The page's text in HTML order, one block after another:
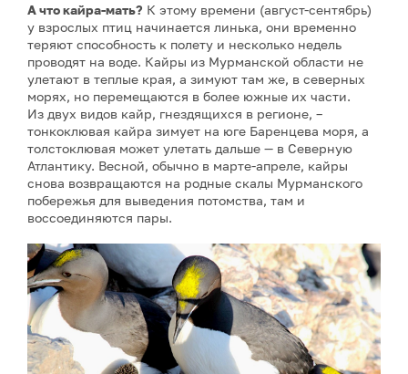
А что кайра-мать? К этому времени (август-сентябрь)
у взрослых птиц начинается линька, они временно
теряют способность к полету и несколько недель
проводят на воде. Кайры из Мурманской области не
улетают в теплые края, а зимуют там же, в северных
морях, но перемещаются в более южные их части.
Из двух видов кайр, гнездящихся в регионе, –
тонкоклювая кайра зимует на юге Баренцева моря, а
толстоклювая может улетать дальше — в Северную
Атлантику. Весной, обычно в марте-апреле, кайры
снова возвращаются на родные скалы Мурманского
побережья для выведения потомства, там и
воссоединяются пары.